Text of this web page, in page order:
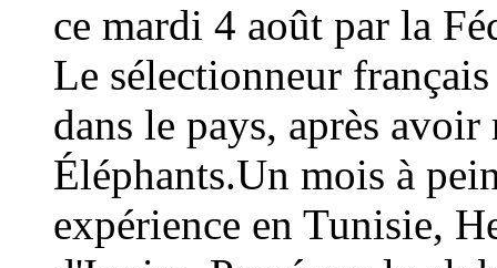
ce mardi 4 août par la
Le sélectionneur
dans le pays, après
Éléphants.Un mois à
expérience en Tunisie,